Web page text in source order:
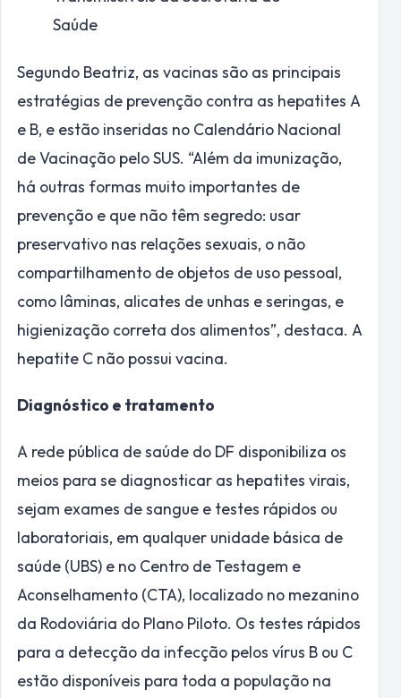
Saúde
Segundo Beatriz, as vacinas são as principais
estratégias de prevenção contra as hepatites A
e B, e estão inseridas no Calendário Nacional
de Vacinação pelo SUS. “Além da imunização,
há outras formas muito importantes de
prevenção e que não têm segredo: usar
preservativo nas relações sexuais, o não
compartilhamento de objetos de uso pessoal,
como lâminas, alicates de unhas e seringas, e
higienização correta dos alimentos”, destaca. A
hepatite C não possui vacina.
Diagnóstico e tratamento
A rede pública de saúde do DF disponibiliza os
meios para se diagnosticar as hepatites virais,
sejam exames de sangue e testes rápidos ou
laboratoriais, em qualquer unidade básica de
saúde (UBS) e no Centro de Testagem e
Aconselhamento (CTA), localizado no mezanino
da Rodoviária do Plano Piloto. Os testes rápidos
para a detecção da infecção pelos vírus B ou C
estão disponíveis para toda a população na